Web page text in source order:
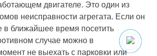
двигателе. Это один из
неисправности агрегата. Если он
в ближайшее время посетить
случае можно в
не выехать с парковки или